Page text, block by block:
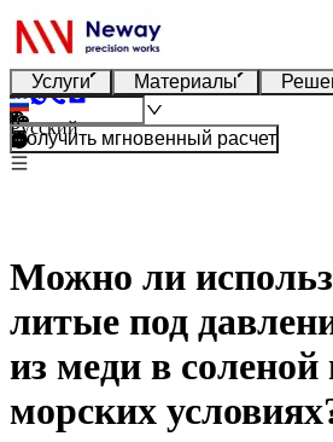
Услуги Материалы
Русский
Получить мгновенный расчет
Можно ли
литые под
из меди в соленой
морских